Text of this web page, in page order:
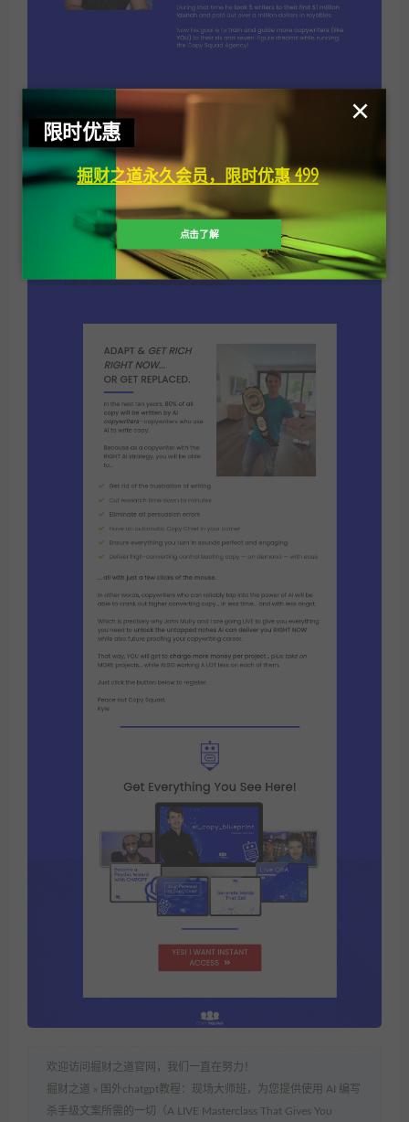
欢迎访问掘财之道官网，我们一直在努力！
掘财之道 »
国外chatgpt教程：现场大师班，为您提供使用 AI 编写
杀手级文案所需的一切（A LIVE Masterclass That Gives You
限时优惠
掘财之道永久会员，限时优惠 499
点击了解
×